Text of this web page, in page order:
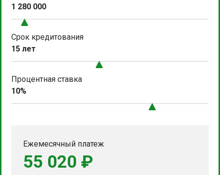
1 280 000
Срок кредитования
15 лет
Процентная ставка
10%
Ежемесячный платеж
55 020 ₽